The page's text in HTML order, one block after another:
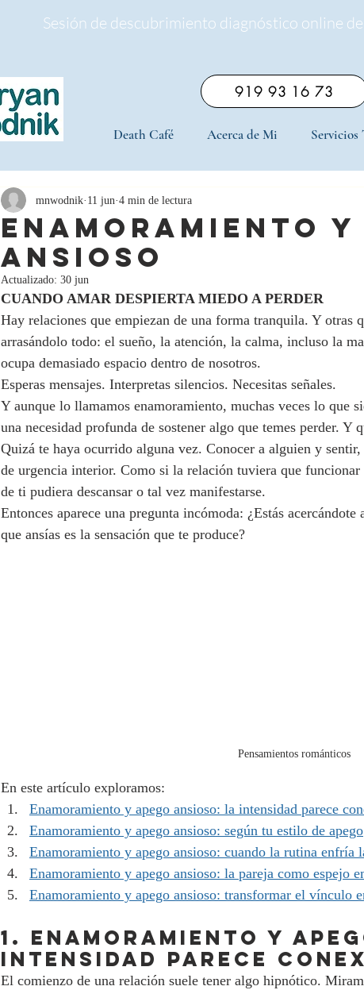
Sesión de descubrimiento diagnóstico online
919 93 16 73
Death Café Acerca de Mi Servicios
ENAMORAMIENTO Y
ANSIOSO
mnwodnik 11 jun 4 min de lectura
Actualizado: 30 jun
CUANDO AMAR DESPIERTA MIEDO A PERDER
Hay relaciones que empiezan de una forma tranquila. Y otras
arrasándolo todo: el sueño, la atención, la calma, incluso la
ocupa demasiado espacio dentro de nosotros.
Esperas mensajes. Interpretas silencios. Necesitas señales.
Y aunque lo llamamos enamoramiento, muchas veces lo que
una necesidad profunda de sostener algo que temes perder. Y
Quizá te haya ocurrido alguna vez. Conocer a alguien y
de urgencia interior. Como si la relación tuviera que funcionar
de ti pudiera descansar o tal vez manifestarse.
Entonces aparece una pregunta incómoda: ¿Estás
que ansías es la sensación que te produce?
Pensamientos románticos
En este artículo exploramos:
Enamoramiento y apego ansioso: la intensidad parece
Enamoramiento y apego ansioso: según tu estilo de apego
Enamoramiento y apego ansioso: cuando la rutina enfría
Enamoramiento y apego ansioso: la pareja como espejo
Enamoramiento y apego ansioso: transformar el vínculo
1. Enamoramiento y
intensidad parece
El comienzo de una relación suele tener algo hipnótico.